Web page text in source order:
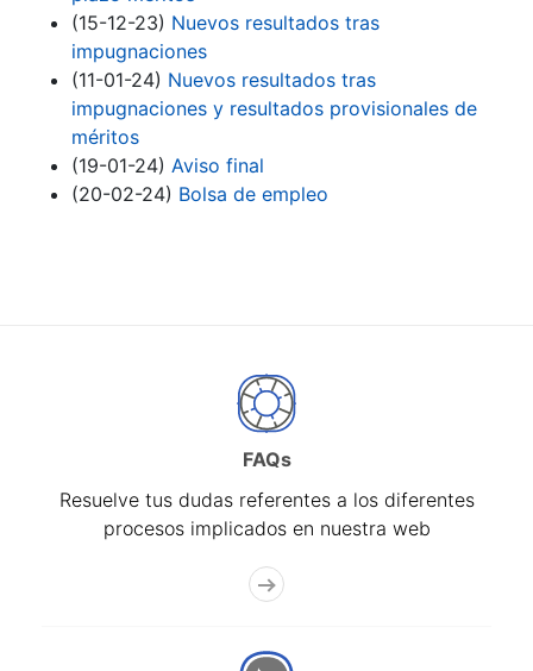
(15-12-23) Nuevos resultados tras
impugnaciones
(11-01-24) Nuevos resultados tras
impugnaciones y resultados provisionales de
méritos
(19-01-24) Aviso final
(20-02-24) Bolsa de empleo
FAQs
Resuelve tus dudas referentes a los diferentes
procesos implicados en nuestra web